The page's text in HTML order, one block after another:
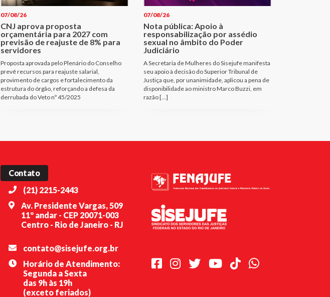
07/08/26
CNJ aprova proposta
orçamentária para 2027 com
previsão de reajuste de 8% para
servidores
Proposta aprovada pelo Plenário do Conselho
prevê recursos para reajuste salarial,
provimento de cargos e fortalecimento da
estrutura do órgão, reforçando a defesa da
derrubada do Veto nº 45/2025
07/08/26
Nota pública: Apoio à
responsabilização por assédio
sexual no âmbito do Poder
Judiciário
A Secretaria de Mulheres do Sisejufe manifesta
seu apoio à decisão do Superior Tribunal de
Justiça que, por unanimidade, aplicou a pena de
disponibilidade ao ministro Marco Buzzi, em
razão […]
Contato
(21) 2215-2443
Av. Presidente Vargas, 509
11º andar - CEP 20071-003
Centro - Rio de Janeiro - RJ
contato@sisejufe.org.br
Horário de Atendimento:
Segunda a Sexta
das 9h às 19h
(exceto feriados)
FacebookInstagram
TwitterYoutubeTikTokWhatsapp